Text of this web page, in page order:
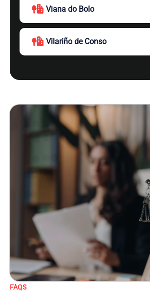
Viana do Bolo
Vilariño de Conso
FAQS